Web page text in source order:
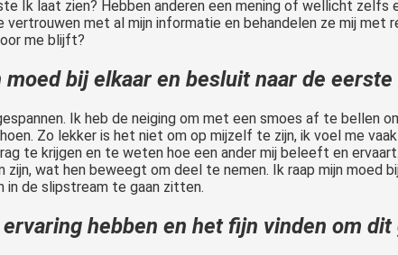
Ik laat zien? Hebben anderen een mening of wellicht zelfs
met al mijn informatie en behandelen ze mij
me blijft?
moed bij elkaar en besluit naar de
Ik heb de neiging om met een smoes af te bellen
Zo lekker is het niet om op mijzelf te zijn, ik voel me
te krijgen en te weten hoe een ander mij beleeft en
zijn, wat hen beweegt om deel te nemen. Ik raap mijn moed
in de slipstream te gaan zitten.
hebben en het fijn vinden om